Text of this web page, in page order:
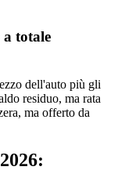
a totale
dell'auto più gli
residuo, ma rata
ma offerto da